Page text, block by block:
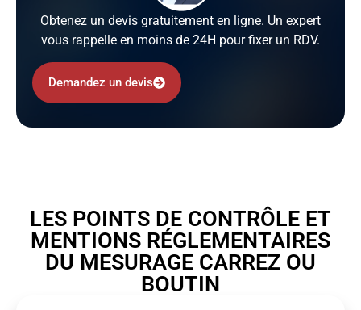
Obtenez un devis gratuitement en ligne. Un expert
vous rappelle en moins de 24H pour fixer un RDV.
Demandez un devis
LES POINTS DE CONTRÔLE ET
MENTIONS RÉGLEMENTAIRES
DU MESURAGE CARREZ OU
BOUTIN